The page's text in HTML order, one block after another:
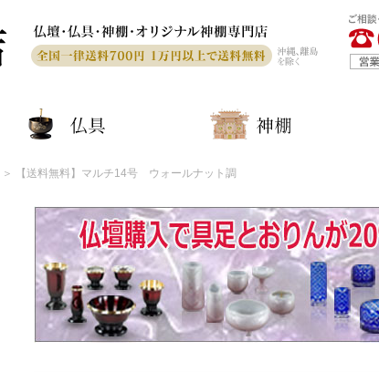
＞ 【送料無料】マルチ14号 ウォールナット調